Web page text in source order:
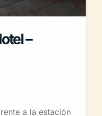
–
a la estación